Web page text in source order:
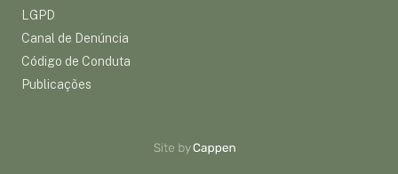
LGPD
Canal de Denúncia
Código de Conduta
Publicações